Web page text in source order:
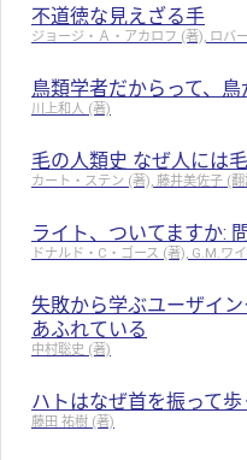
不道徳な見えざる手
ジョージ・Ａ・アカロフ (著), ロバ
鳥類学者だからって、鳥
川上和人 (著)
毛の人類史 なぜ人には
カート・ステン (著), 藤井美佐子 (翻
ライト、ついてますか:
ドナルド・C・ゴース (著), G.M.ワ
失敗から学ぶユーザイ
あふれている
中村聡史 (著)
ハトはなぜ首を振って
藤田 祐樹 (著)